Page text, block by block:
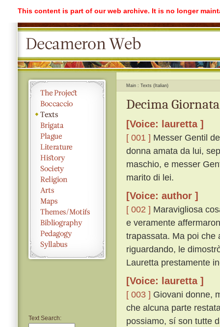
This content is part of our web archive. It is no longer
Text Search:
Main Texts (Italian)
Decima
[Voice: lauretta ]
[ 001 ] Messer Gentil
donna amata da lui,
maschio, e messer
marito di lei.
[Voice: author ]
[ 002 ] Maravigliosa
e veramente
trapassata. Ma poi che
riguardando, le
Lauretta prestamente
[Voice: lauretta ]
[ 003 ] Giovani donne,
che alcuna parte
possiamo, sí son tutte